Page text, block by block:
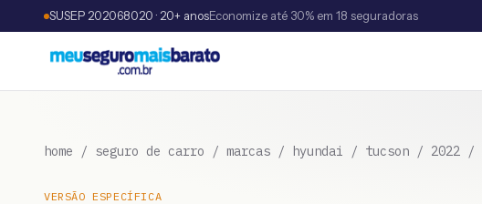
SUSEP 202068020 · 20+ anosEconomize até 30% em 18 seguradoras
home / seguro de carro / marcas / hyundai / tucson / 2022 /
VERSÃO ESPECÍFICA